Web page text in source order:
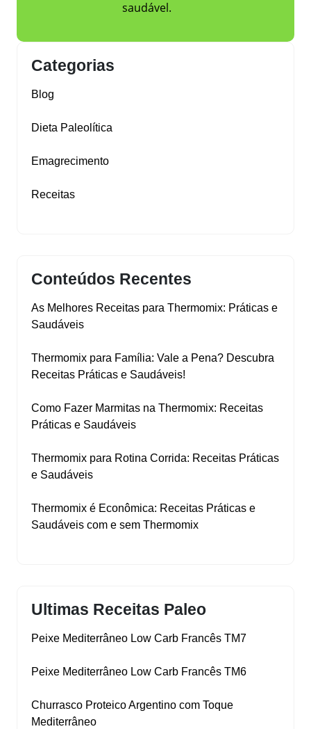
saudável.
Categorias
Blog
Dieta Paleolítica
Emagrecimento
Receitas
Conteúdos Recentes
As Melhores Receitas para Thermomix: Práticas e
Saudáveis
Thermomix para Família: Vale a Pena? Descubra
Receitas Práticas e Saudáveis!
Como Fazer Marmitas na Thermomix: Receitas
Práticas e Saudáveis
Thermomix para Rotina Corrida: Receitas Práticas
e Saudáveis
Thermomix é Econômica: Receitas Práticas e
Saudáveis com e sem Thermomix
Ultimas Receitas Paleo
Peixe Mediterrâneo Low Carb Francês TM7
Peixe Mediterrâneo Low Carb Francês TM6
Churrasco Proteico Argentino com Toque
Mediterrâneo